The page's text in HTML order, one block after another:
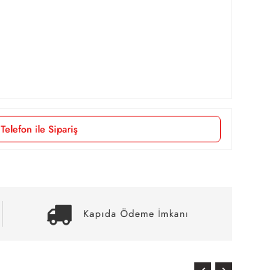
Telefon ile Sipariş
Kapıda Ödeme İmkanı